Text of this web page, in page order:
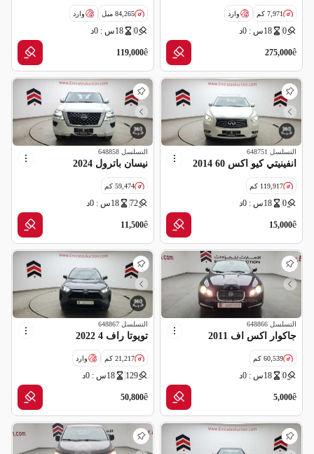
7,971 كم وارد
0 18س : 0د
ê
275,000
84,265 ميل وارد
0 18س : 0د
ê
119,000
التسلسل 648751
انفينيتي كيو اكس 60 2014
119,917 كم
0 18س : 0د
ê
15,000
التسلسل 648858
نيسان باترول 2024
59,474 كم
72 18س : 0د
ê
11,500
التسلسل 648866
جاكوار اكس اف 2011
60,539 كم
0 18س : 0د
ê
5,000
التسلسل 648867
تويوتا راف 4 2022
21,217 كم وارد
129 18س : 0د
ê
50,800